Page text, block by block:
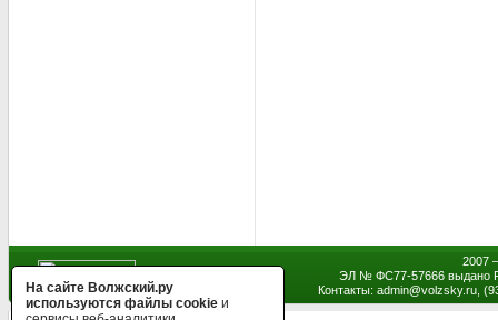
2007
ЭЛ № ФС77-57666 выдано
Контакты: admin@volzsky.ru,
На сайте Волжский.ру
используются файлы cookie и